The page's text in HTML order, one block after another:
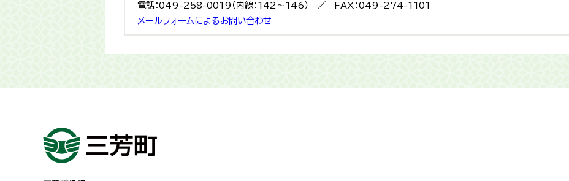
電話：049-258-0019（内線：142～146） ／ FAX：049-274-1101
メールフォームによるお問い合わせ